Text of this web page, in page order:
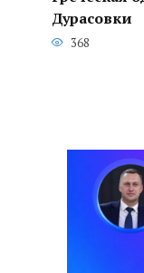
Дурасовки
368